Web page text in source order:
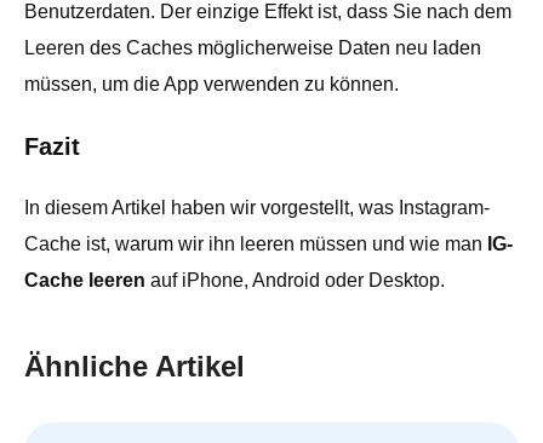
Benutzerdaten. Der einzige Effekt ist, dass Sie nach dem
Leeren des Caches möglicherweise Daten neu laden
müssen, um die App verwenden zu können.
Fazit
In diesem Artikel haben wir vorgestellt, was Instagram-
Cache ist, warum wir ihn leeren müssen und wie man IG-
Cache leeren auf iPhone, Android oder Desktop.
Ähnliche Artikel